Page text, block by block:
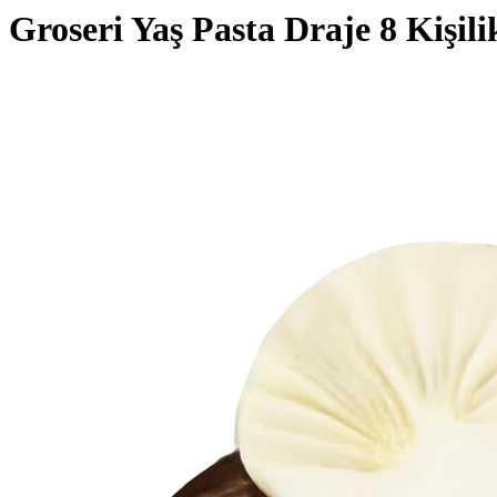
Groseri Yaş Pasta Draje 8